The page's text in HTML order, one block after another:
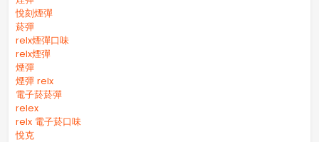
悅刻煙彈
菸彈
relx煙彈口味
relx煙彈
煙彈
煙彈 relx
電子菸菸彈
relex
relx 電子菸口味
悅克